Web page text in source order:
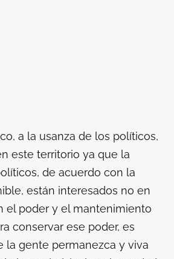
a la usanza de los políticos,
este territorio ya que la
de acuerdo con la
están interesados no en
el poder y el mantenimiento
conservar ese poder, es
la gente permanezca y viva